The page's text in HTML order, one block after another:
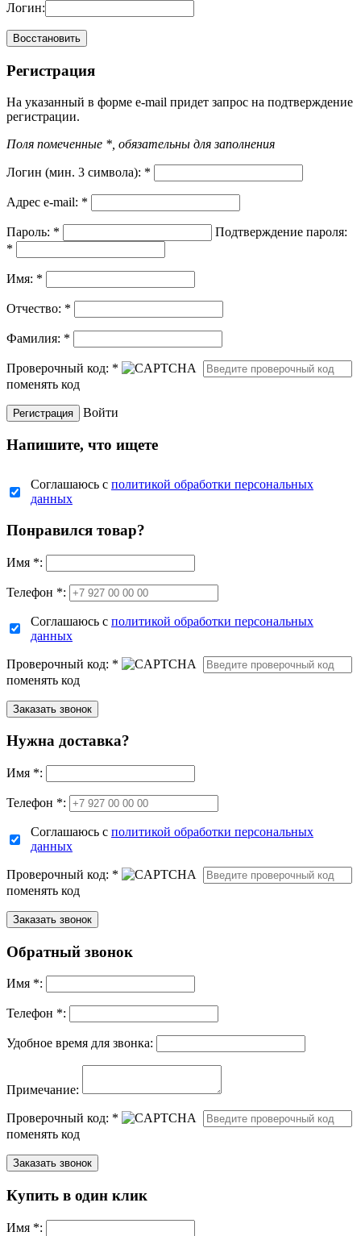
Логин:
Регистрация
На указанный в форме e-mail придет запрос на подтверждение
регистрации.
Поля помеченные *, обязательны для заполнения
Логин (мин. 3 символа): *
Адрес e-mail: *
Пароль: *
Подтверждение пароля:
*
Имя: *
Отчество: *
Фамилия: *
Проверочный код: *
поменять код
Войти
Напишите, что ищете
Соглашаюсь с политикой обработки персональных
данных
Понравился товар?
Имя *:
Телефон *:
Соглашаюсь с политикой обработки персональных
данных
Проверочный код: *
поменять код
Нужна доставка?
Имя *:
Телефон *:
Соглашаюсь с политикой обработки персональных
данных
Проверочный код: *
поменять код
Обратный звонок
Имя *:
Телефон *:
Удобное время для звонка:
Примечание:
Проверочный код: *
поменять код
Купить в один клик
Имя *: